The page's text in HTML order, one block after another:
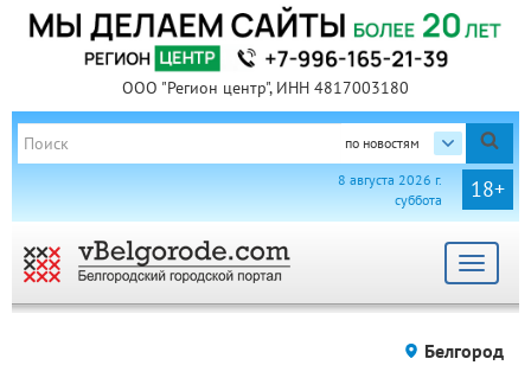
ООО "Регион центр", ИНН 4817003180
по новостям
18+
8 августа 2026 г.
суббота
Toggle
Белгород